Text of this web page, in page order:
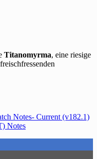
Titanomyrma, eine riesige
Notes- Current (v182.1)
Notes